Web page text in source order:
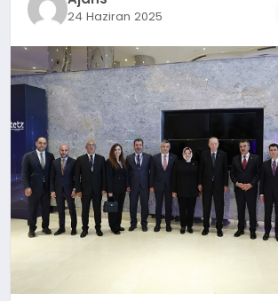
24 Haziran 2025